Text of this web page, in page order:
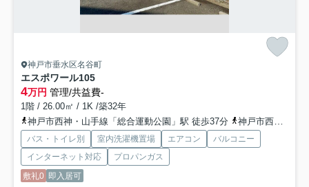
神戸市垂水区名谷町
エスポワール105
4万円 管理/共益費-
1階 / 26.00㎡ / 1K /築32年
神戸市西神・山手線「総合運動公園」駅 徒歩37分
神戸市西神・山手線「学園都市」駅 徒歩42分
バス・トイレ別 室内洗濯機置場 エアコン
バルコニー
インターネット対応
プロパンガス
敷礼0 即入居可